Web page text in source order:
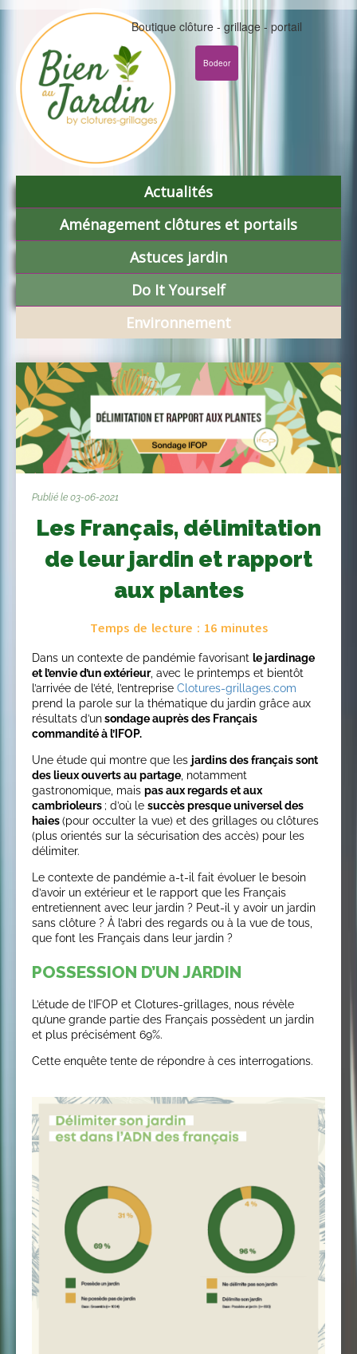
Boutique clôture - grillage - portail
Bodeor
Actualités
Aménagement clôtures et portails
Astuces jardin
Do It Yourself
Environnement
Publié le 03-06-2021
Les Français, délimitation
de leur jardin et rapport
aux plantes
Temps de lecture : 16minutes
Dans un contexte de pandémie favorisant le jardinage
et l’envie d’un extérieur, avec le printemps et bientôt
l’arrivée de l’été, l’entreprise Clotures-grillages.com
prend la parole sur la thématique du jardin grâce aux
résultats d’unsondage auprès des Français
commandité à l’IFOP.
Une étude qui montre que les jardins des français sont
des lieux ouverts au partage, notamment
gastronomique, mais pas aux regards et aux
cambrioleurs ; d’où le succès presque universel des
haies(pour occulter la vue) et des grillages ou clôtures
(plus orientés sur la sécurisation des accès) pour les
délimiter.
Le contexte de pandémie a-t-il fait évoluer le besoin
d’avoir un extérieur et le rapport que les Français
entretiennent avec leur jardin ? Peut-il y avoir un jardin
sans clôture ? À l’abri des regards ou à la vue de tous,
que font les Français dans leur jardin ?
POSSESSION D’UN JARDIN
L’étude de l’IFOP et Clotures-grillages, nous révèle
qu’une grande partie des Français possèdent un jardin
et plus précisément 69%.
Cette enquête tente de répondre à ces interrogations.